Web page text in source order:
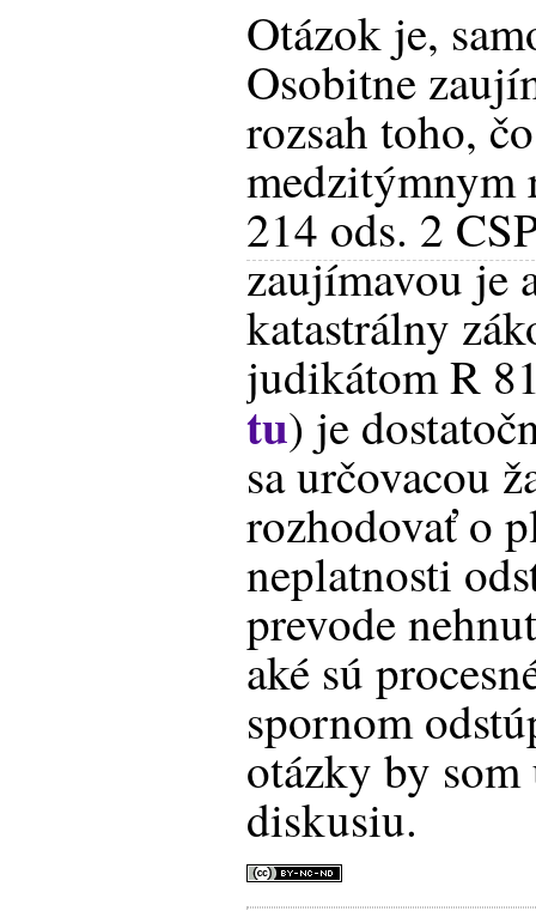
Otázok je,
Osobitne
rozsah toho,
214 ods. 2
zaujímavou je
katastrálny
judikátom R
tu) je
sa určovacou
rozhodovať o
neplatnosti
prevode
aké sú
spornom
otázky by som
diskusiu.